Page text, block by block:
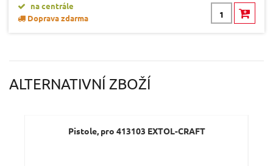
na centrále
Doprava zdarma
ALTERNATIVNÍ ZBOŽÍ
Pistole, pro 413103 EXTOL-CRAFT